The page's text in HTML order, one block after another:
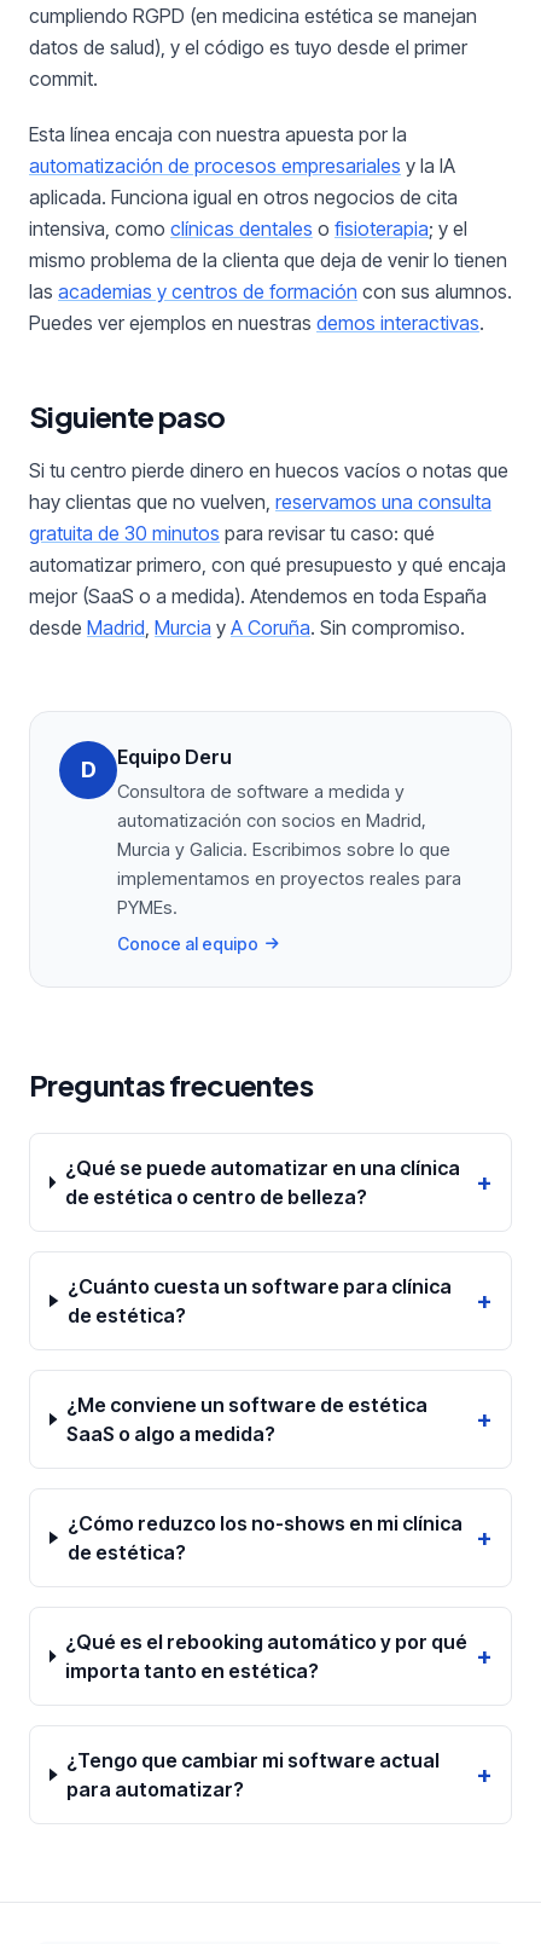
cumpliendo RGPD (en medicina estética se manejan
datos de salud), y el código es tuyo desde el primer
commit.
Esta línea encaja con nuestra apuesta por la
automatización de procesos empresariales y la IA
aplicada. Funciona igual en otros negocios de cita
intensiva, como clínicas dentales o fisioterapia; y el
mismo problema de la clienta que deja de venir lo tienen
las academias y centros de formación con sus alumnos.
Puedes ver ejemplos en nuestras demos interactivas.
Siguiente paso
Si tu centro pierde dinero en huecos vacíos o notas que
hay clientas que no vuelven, reservamos una consulta
gratuita de 30 minutos para revisar tu caso: qué
automatizar primero, con qué presupuesto y qué encaja
mejor (SaaS o a medida). Atendemos en toda España
desde Madrid, Murcia y A Coruña. Sin compromiso.
D Equipo Deru
Consultora de software a medida y
automatización con socios en Madrid,
Murcia y Galicia. Escribimos sobre lo que
implementamos en proyectos reales para
PYMEs.
Conoce al equipo
Preguntas frecuentes
¿Qué se puede automatizar en una clínica
de estética o centro de belleza?
+
¿Cuánto cuesta un software para clínica
de estética?
+
¿Me conviene un software de estética
SaaS o algo a medida?
+
¿Cómo reduzco los no-shows en mi clínica
de estética?
+
¿Qué es el rebooking automático y por qué
importa tanto en estética?
+
¿Tengo que cambiar mi software actual
para automatizar?
+